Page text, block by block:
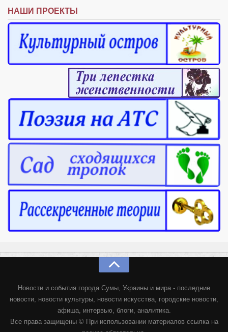
НАШИ ПРОЕКТЫ
Новости и события города Сумы, Украины и мира - последние
новости, новости культуры, новости искусства, городские новости,
афиша, интервью, блоги, аналитика.
Все права защищены © При использовании материалов ссылка на